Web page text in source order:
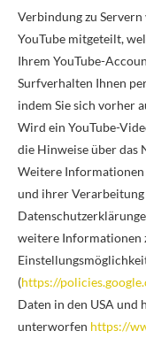
Verbindung zu
YouTube mitgeteilt,
Ihrem YouTube-
Surfverhalten Ihnen
indem Sie sich vorher
Wird ein YouTube-
die Hinweise über das
Weitere Informationen
und ihrer Verarbeitung
weitere Informationen
(https://
Daten in den USA und
unterworfen https://